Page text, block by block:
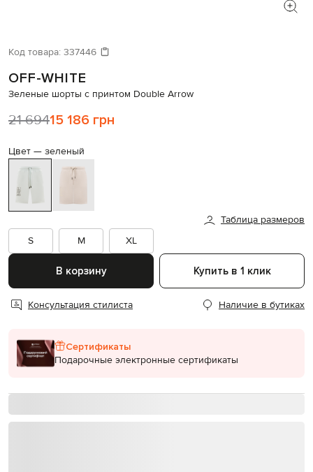
Код товара: 337446
OFF-WHITE
Зеленые шорты с принтом Double Arrow
21 69415 186 грн
Цвет — зеленый
Таблица размеров
S
M XL
В корзину Купить в 1 клик
Консультация стилиста Наличие в бутиках
Сертификаты
Подарочные электронные сертификаты